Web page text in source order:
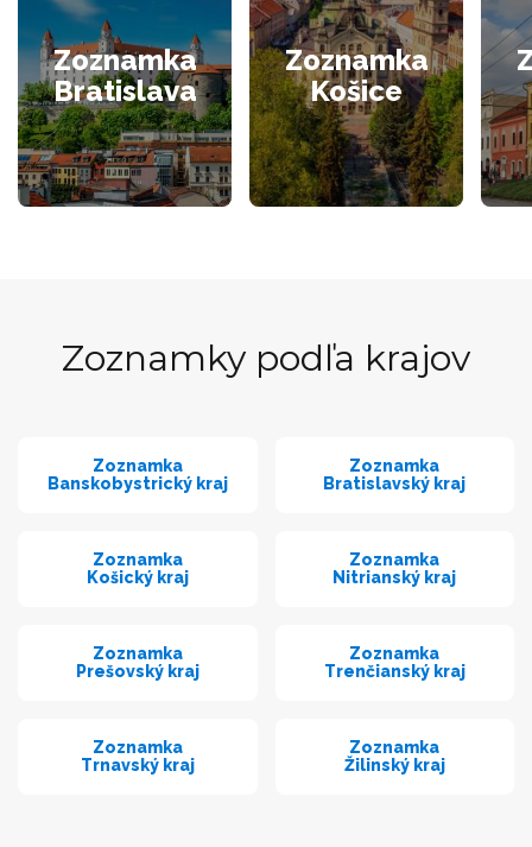
Zoznamka
Bratislava
Zoznamka
Košice
Zoznamky podľa krajov
Zoznamka
Banskobystrický kraj
Zoznamka
Bratislavský kraj
Zoznamka
Košický kraj
Zoznamka
Nitrianský kraj
Zoznamka
Prešovský kraj
Zoznamka
Trenčianský kraj
Zoznamka
Trnavský kraj
Zoznamka
Žilinský kraj